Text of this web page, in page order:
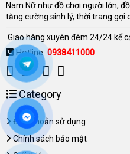
Nam Nữ như đồ chơi người lớn,
tăng cường sinh lý, thời trang gợi
Giao hàng xuyên đêm 24/24 kể
Hotline: 0938411000
Category
Điều khoản sử dụng
Chính sách bảo mật